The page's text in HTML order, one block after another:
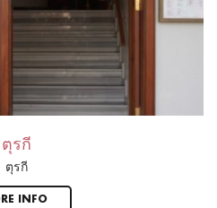
ตุรกี
ตุรกี
INFO